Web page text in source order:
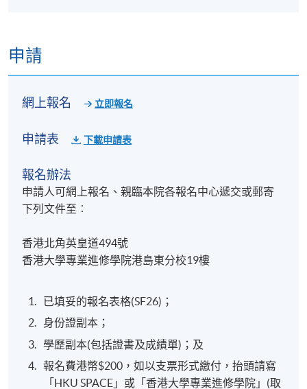
申請
網上報名 立即報名
申請表 下載申請表
報名辦法
申請人可網上報名、親臨本院各報名中心遞交或郵寄
下列文件至︰
香港北角英皇道494號
香港大學專業進修學院港島東分校19樓
已填妥的報名表格(SF26)；
身份證副本；
學歷副本(包括證書及成績單)；及
報名費港幣$200，如以支票形式繳付，抬頭請寫
「HKU SPACE」或「香港大學專業進修學院」(取